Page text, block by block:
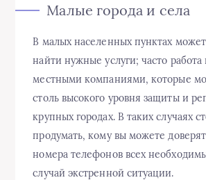
Малые города и села
В малых населенных пунктах
найти нужные услуги; часто работа
местными компаниями, которые
столь высокого уровня защиты и
крупных городах. В таких случаях
продумать, кому вы можете
номера телефонов всех
случай экстренной ситуации.